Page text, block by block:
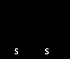
S
S